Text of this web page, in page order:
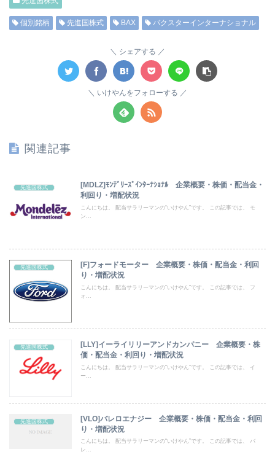
個別銘柄 先進国株式 BAX バクスターインターナショナル
シェアする
いけやんをフォローする
関連記事
先進国株式
[MDLZ]ﾓﾝﾃﾞﾘｰｽﾞｲﾝﾀｰﾅｼｮﾅﾙ 企業概要・株価・配当金・
利回り・増配状況
こんにちは。 配当サラリーマンの“いけやん”です。 この記事では、 モ
ン...
先進国株式
[F]フォードモーター 企業概要・株価・配当金・利回
り・増配状況
こんにちは。 配当サラリーマンの“いけやん”です。 この記事では、 フ
ォ...
先進国株式
[LLY]イーライリリーアンドカンパニー 企業概要・株
価・配当金・利回り・増配状況
こんにちは。 配当サラリーマンの“いけやん”です。 この記事では、 イ
ー...
先進国株式
[VLO]バレロエナジー 企業概要・株価・配当金・利回
り・増配状況
こんにちは。 配当サラリーマンの“いけやん”です。 この記事では、 バ
レ...